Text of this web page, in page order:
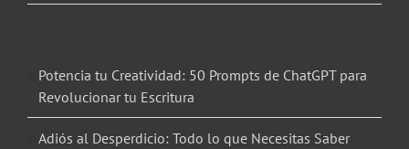
Potencia tu Creatividad: 50 Prompts de ChatGPT para
Revolucionar tu Escritura
Adiós al Desperdicio: Todo lo que Necesitas Saber